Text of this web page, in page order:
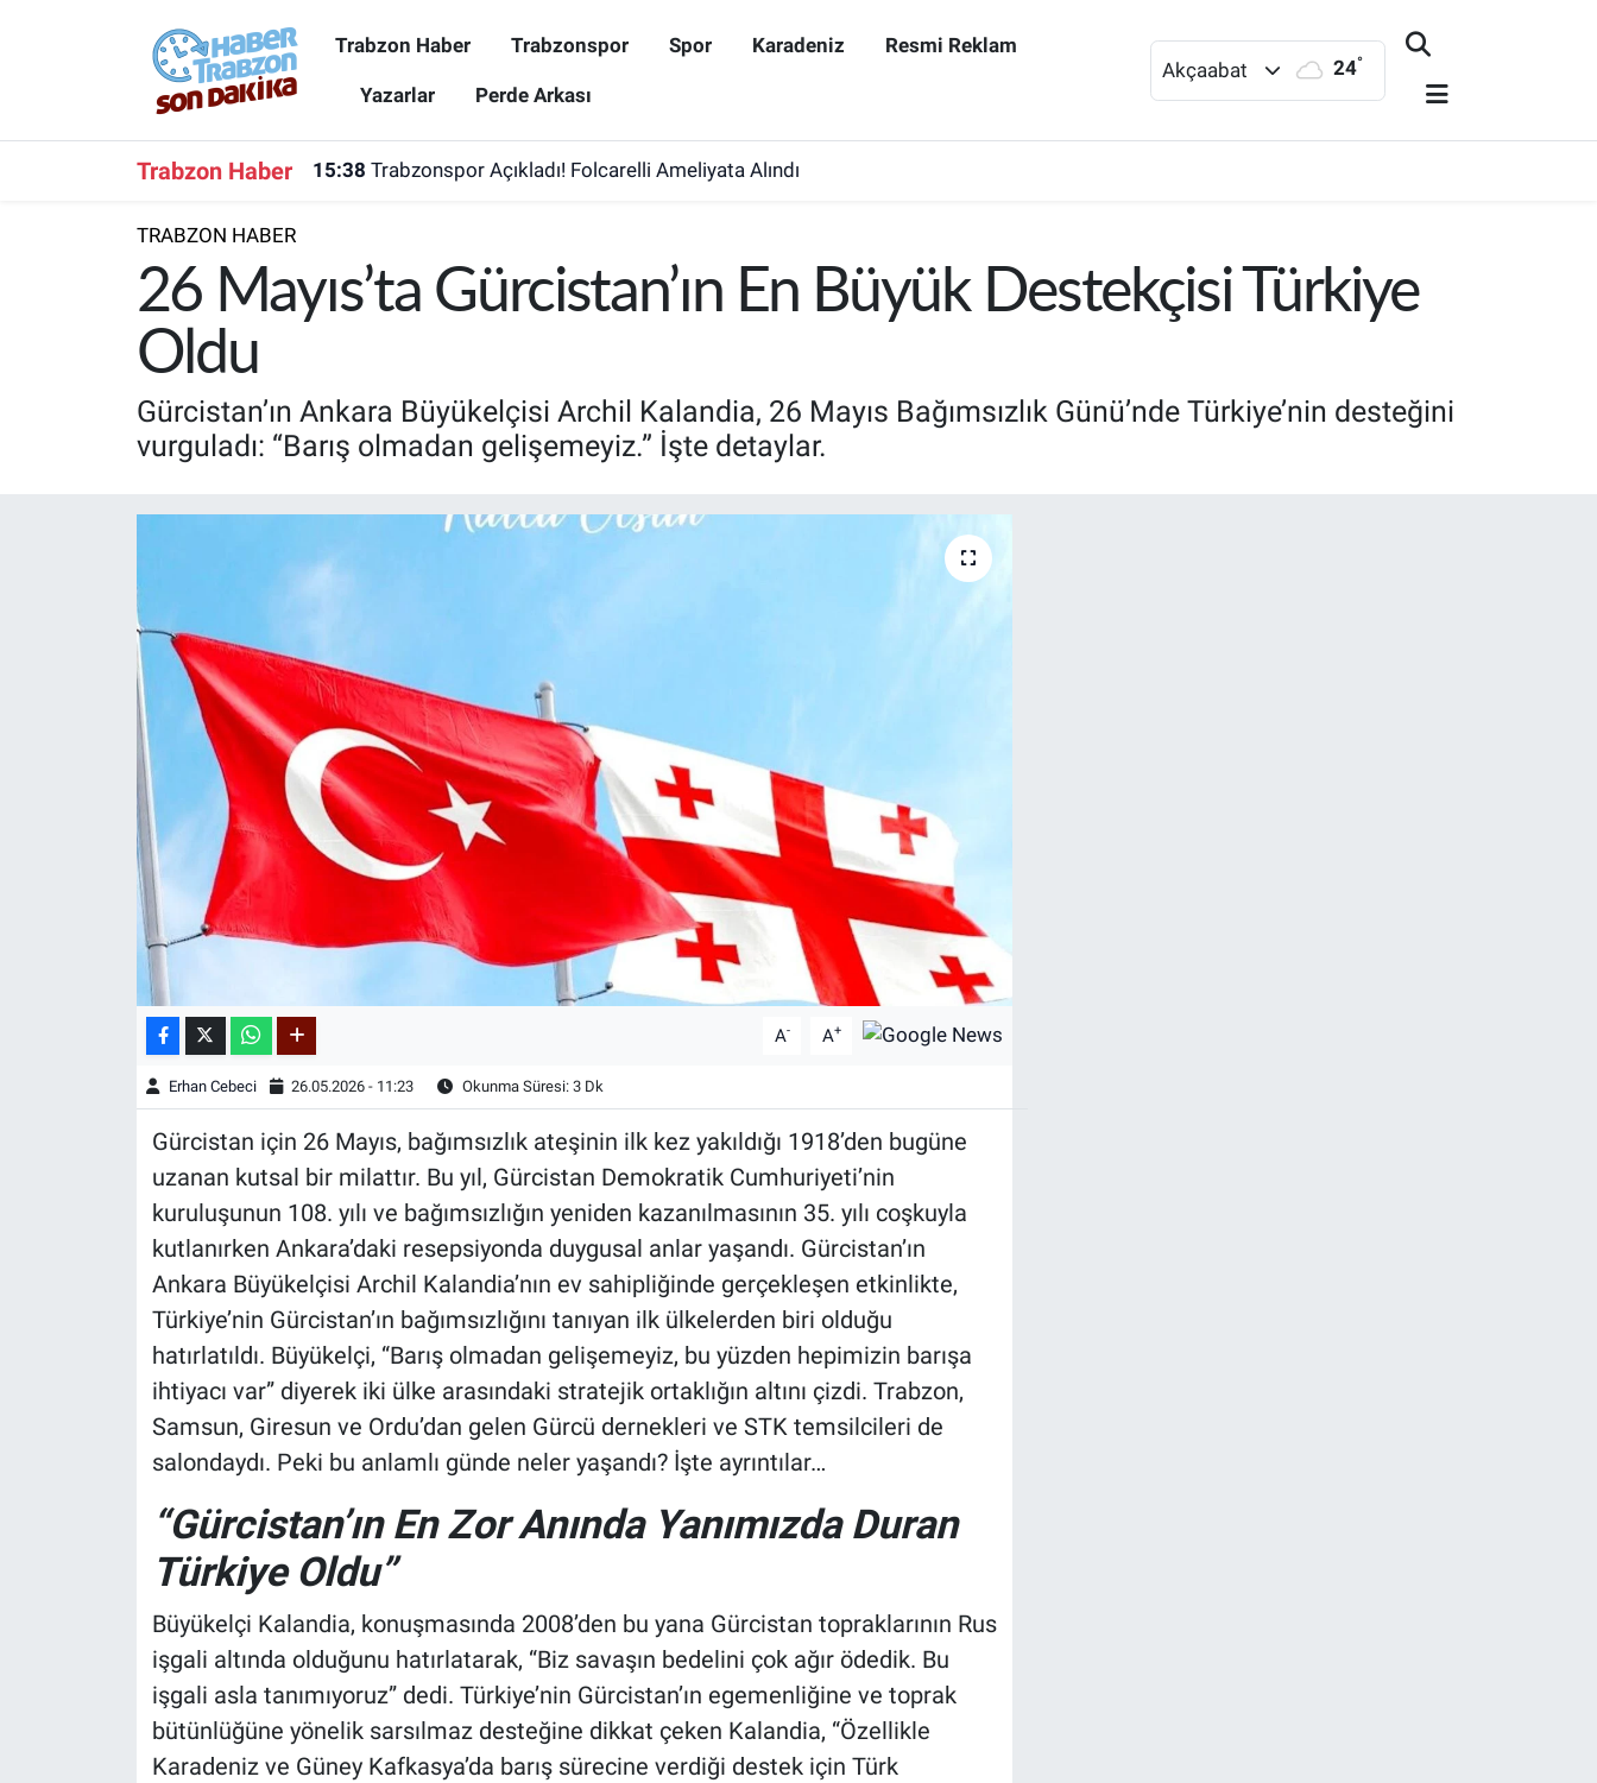
Trabzon Haber Trabzonspor Spor Karadeniz Resmi Reklam
Yazarlar Perde Arkası
Akçaabat 24°
Trabzon Haber 15:38 Trabzonspor Açıkladı! Folcarelli Ameliyata Alındı
TRABZON HABER
26 Mayıs’ta Gürcistan’ın En Büyük Destekçisi Türkiye
Oldu
Gürcistan’ın Ankara Büyükelçisi Archil Kalandia, 26 Mayıs Bağımsızlık Günü’nde Türkiye’nin desteğini
vurguladı: “Barış olmadan gelişemeyiz.” İşte detaylar.
A- A+
Erhan Cebeci 26.05.2026 - 11:23 Okunma Süresi: 3 Dk
Gürcistan için 26 Mayıs, bağımsızlık ateşinin ilk kez yakıldığı 1918’den bugüne
uzanan kutsal bir milattır. Bu yıl, Gürcistan Demokratik Cumhuriyeti’nin
kuruluşunun 108. yılı ve bağımsızlığın yeniden kazanılmasının 35. yılı coşkuyla
kutlanırken Ankara’daki resepsiyonda duygusal anlar yaşandı. Gürcistan’ın
Ankara Büyükelçisi Archil Kalandia’nın ev sahipliğinde gerçekleşen etkinlikte,
Türkiye’nin Gürcistan’ın bağımsızlığını tanıyan ilk ülkelerden biri olduğu
hatırlatıldı. Büyükelçi, “Barış olmadan gelişemeyiz, bu yüzden hepimizin barışa
ihtiyacı var” diyerek iki ülke arasındaki stratejik ortaklığın altını çizdi. Trabzon,
Samsun, Giresun ve Ordu’dan gelen Gürcü dernekleri ve STK temsilcileri de
salondaydı. Peki bu anlamlı günde neler yaşandı? İşte ayrıntılar…
“Gürcistan’ın En Zor Anında Yanımızda Duran
Türkiye Oldu”
Büyükelçi Kalandia, konuşmasında 2008’den bu yana Gürcistan topraklarının Rus
işgali altında olduğunu hatırlatarak, “Biz savaşın bedelini çok ağır ödedik. Bu
işgali asla tanımıyoruz” dedi. Türkiye’nin Gürcistan’ın egemenliğine ve toprak
bütünlüğüne yönelik sarsılmaz desteğine dikkat çeken Kalandia, “Özellikle
Karadeniz ve Güney Kafkasya’da barış sürecine verdiği destek için Türk
Trabzon Haber
Karadeniz
Resmi Reklam
Perde Arkası
Trabzon Nöbetçi Eczaneler
Trabzon Trafik Yoğunluk Haritası
Süper Lig Puan Durumu ve Fikstür
Son Dakika Haberleri
Haber Arşivi